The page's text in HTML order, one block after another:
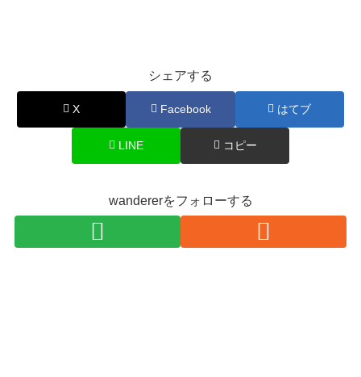
シェアする
X Facebook はてブ
LINE コピー
wandererをフォローする